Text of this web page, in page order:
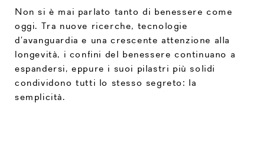
Non si è mai parlato tanto di benessere come
oggi. Tra nuove ricerche, tecnologie
d’avanguardia e una crescente attenzione alla
longevità, i confini del benessere continuano a
espandersi, eppure i suoi pilastri più solidi
condividono tutti lo stesso segreto: la
semplicità.